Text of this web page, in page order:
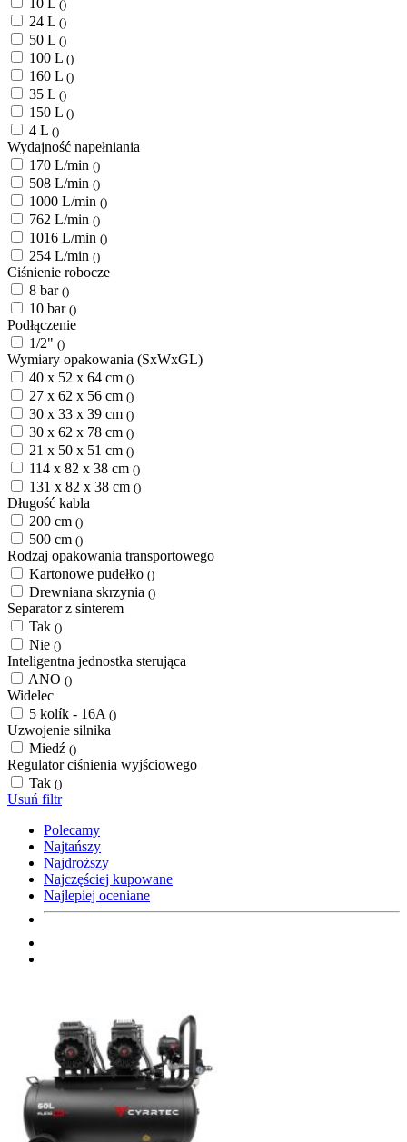
10 L ()
24 L ()
50 L ()
100 L ()
160 L ()
35 L ()
150 L ()
4 L ()
Wydajność napełniania
170 L/min ()
508 L/min ()
1000 L/min ()
762 L/min ()
1016 L/min ()
254 L/min ()
Ciśnienie robocze
8 bar ()
10 bar ()
Podłączenie
1/2" ()
Wymiary opakowania (SxWxGL)
40 x 52 x 64 cm ()
27 x 62 x 56 cm ()
30 x 33 x 39 cm ()
30 x 62 x 78 cm ()
21 x 50 x 51 cm ()
114 x 82 x 38 cm ()
131 x 82 x 38 cm ()
Długość kabla
200 cm ()
500 cm ()
Rodzaj opakowania transportowego
Kartonowe pudełko ()
Drewniana skrzynia ()
Separator z sinterem
Tak ()
Nie ()
Inteligentna jednostka sterująca
ANO ()
Widelec
5 kolík - 16A ()
Uzwojenie silnika
Miedź ()
Regulator ciśnienia wyjściowego
Tak ()
Usuń filtr
Polecamy
Najtańszy
Najdroższy
Najczęściej kupowane
Najlepiej oceniane